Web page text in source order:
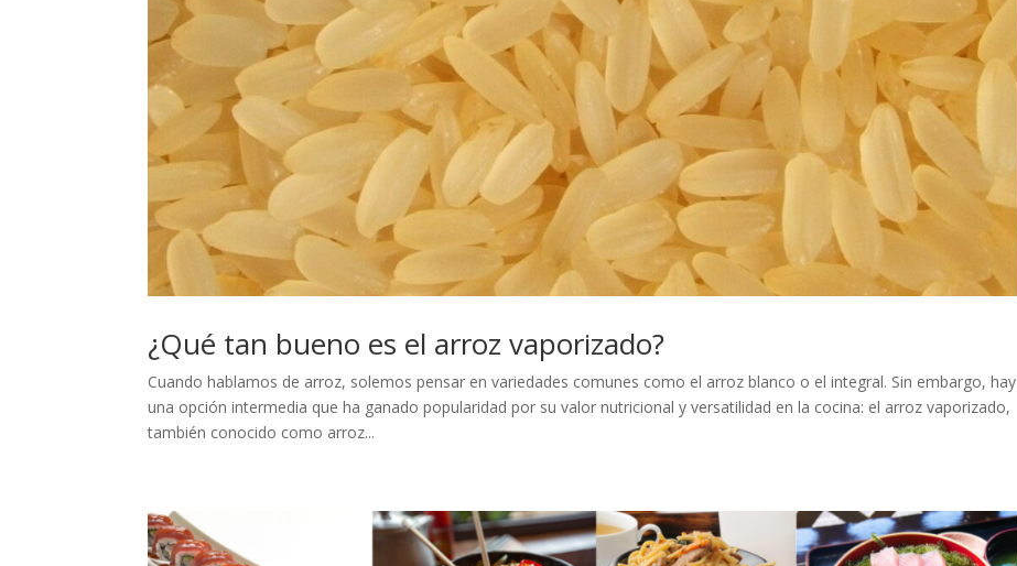
¿Qué tan bueno es el arroz vaporizado?
Cuando hablamos de arroz, solemos pensar en variedades comunes como el arroz blanco o el integral. Sin embargo, hay
una opción intermedia que ha ganado popularidad por su valor nutricional y versatilidad en la cocina: el arroz vaporizado,
también conocido como arroz...